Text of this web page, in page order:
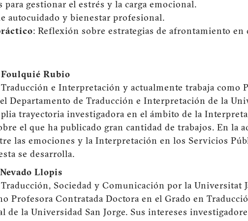
para gestionar el estrés y la carga emocional.
autocuidado y bienestar profesional.
: Reflexión sobre estrategias de afrontamiento en
Rubio
e Interpretación y actualmente trabaja como
Departamento de Traducción e Interpretación de la
trayectoria investigadora en el ámbito de la
el que ha publicado gran cantidad de trabajos. En la
las emociones y la Interpretación en los Servicios
se desarrolla.
Llopis
Sociedad y Comunicación por la Universitat
Profesora Contratada Doctora en el Grado en
de la Universidad San Jorge. Sus intereses